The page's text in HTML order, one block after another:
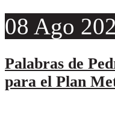
08 Ago
Palabras de
para el Plan